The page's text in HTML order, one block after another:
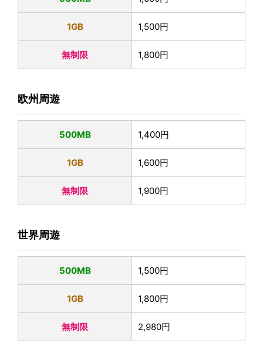
1GB 1,500円
無制限 1,800円
欧州周遊
500MB 1,400円
1GB 1,600円
無制限 1,900円
世界周遊
500MB 1,500円
1GB 1,800円
無制限 2,980円